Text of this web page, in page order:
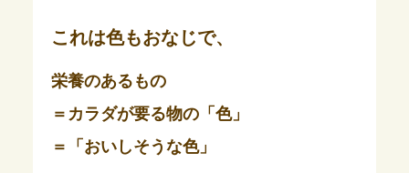
これは色もおなじで、
栄養のあるもの
＝カラダが要る物の「色」
＝「おいしそうな色」